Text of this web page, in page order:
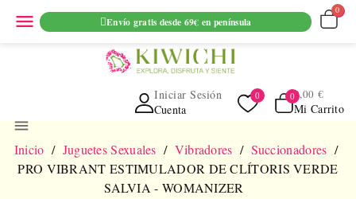
ENVIO GRATUITO EN PEDIDOS SUPERIORES A 69€ EN
PENINSULA
Cuenta
Iniciar Sesión
Mi Carrito
0,00 €
menu
Inicio Juguetes Sexuales Vibradores
Succionadores
PRO VIBRANT ESTIMULADOR DE CLÍTORIS VERDE
SALVIA - WOMANIZER
menu Envío gratis desde 69€ en península